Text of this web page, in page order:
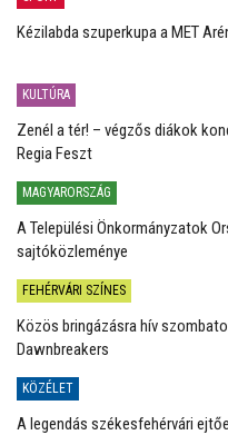
Kézilabda szuperkupa a MET
KULTÚRA
Zenél a tér! – végzős diákok
Regia Feszt
MAGYARORSZÁG
A Települési Önkormányzatok
sajtóközleménye
FEHÉRVÁRI SZÍNES
Közös bringázásra hív
Dawnbreakers
KÖZÉLET
A legendás székesfehérvári